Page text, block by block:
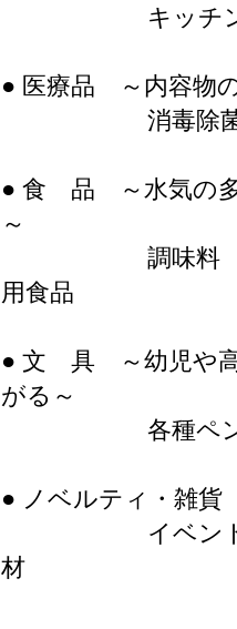
キッチン用
● 医療品 ～内容物
消毒除菌製品
● 食 品 ～水気の多
～
調味料 ・ サ
用食品
● 文 具 ～幼児や高
がる～
各種ペン類
● ノベルティ・雑
イベント品
材